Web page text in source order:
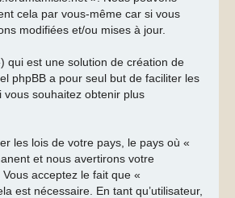
cela par vous-même car si vous
modifiées et/ou mises à jour.
qui est une solution de création de
phpBB a pour seul but de faciliter les
vous souhaitez obtenir plus
les lois de votre pays, le pays où «
et nous avertirons votre
acceptez le fait que «
est nécessaire. En tant qu’utilisateur,